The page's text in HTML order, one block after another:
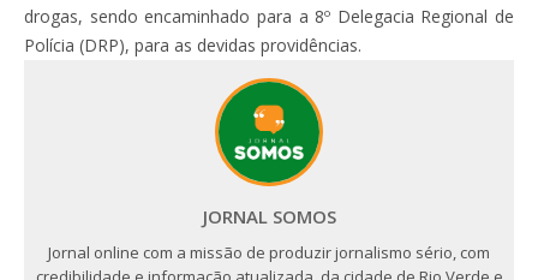
drogas, sendo encaminhado para a 8º Delegacia Regional de
Polícia (DRP), para as devidas providências.
JORNAL SOMOS
Jornal online com a missão de produzir jornalismo sério, com